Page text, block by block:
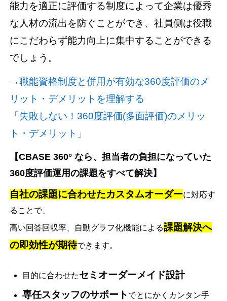
能力を適正に評価する制度によって企業は優秀
な人材の流出を防ぐことができ、社員側は役職
にこだわらず能力向上に集中することができる
でしょう。
→職能資格制度と併用が有効な360度評価のメ
リット・デメリットを理解する
「失敗しない！360度評価(多面評価)のメリッ
ト・デメリット」
【CBASE 360° なら、担当者の負担になっていた
360度評価運用の課題をすべて解決】
自社の課題に合わせたカスタムオーダーに対応す
ることで、
高い回答回収率、自動グラフ化機能による課題解決へ
の即効性が期待できます。
目的に合わせたセミオーダーメイド設計
専任スタッフのサポート でとにかくカンタン手